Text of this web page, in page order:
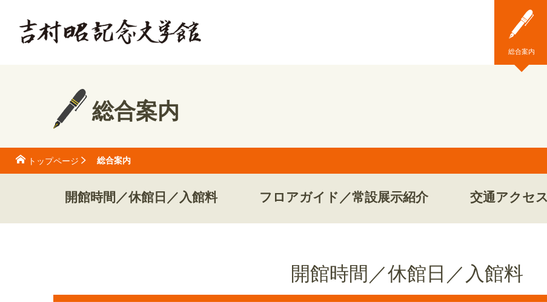
総合案内
総合案内
トップページ 総合案内
開館時間／休館日／入館料 フロアガイド／常設展示紹介 交通アクセス
開館時間／休館日／入館料